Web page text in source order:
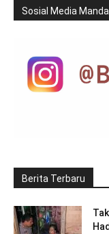
Sosial Media
Berita Terbaru